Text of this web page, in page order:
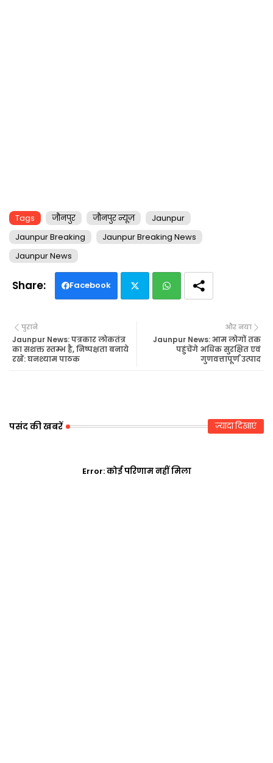
Tags जौनपुर जौनपुर न्यूज़
Jaunpur
Jaunpur Breaking
Jaunpur Breaking News
Jaunpur News
Facebook
ats
और नया
Jaunpur News: आम लोगों तक
पहुंचेंगे अधिक सुरक्षित एवं
गुणवत्तापूर्ण उत्पाद
पुराने
Jaunpur News: पत्रकार लोकतंत्र
का सशक्त स्तम्भ है, निष्पक्षता बनाये
रखें: घनश्याम पाठक
पसंद की खबरें ज़्यादा दिखाएं
Error:कोई परिणाम नहीं मिला